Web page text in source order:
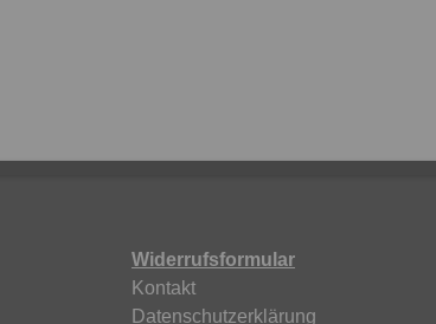
Widerrufsformular
Kontakt
Datenschutzerklärung